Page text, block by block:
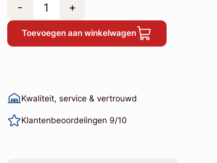
- +
Toevoegen aan winkelwagen
Kwaliteit, service & vertrouwd
Klantenbeoordelingen 9/10